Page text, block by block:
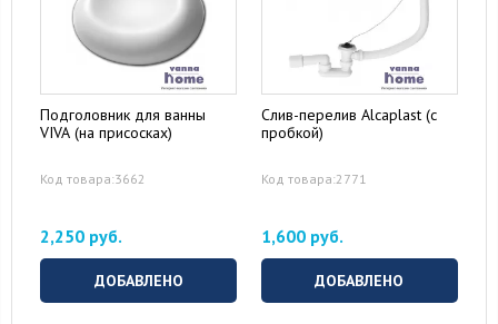
Подголовник для ванны
VIVA (на присосках)
Код товара:3662
2,250 руб.
ДОБАВЛЕНО
Слив-перелив Alcaplast (с
пробкой)
Код товара:2771
1,600 руб.
ДОБАВЛЕНО